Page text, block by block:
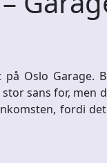
Oslo Garage.
stor sans for, men
fordi